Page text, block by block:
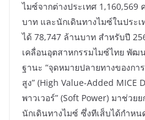
ไมซ์จากต่างประเทศ 1,160,569
บาท และนักเดินทางไมซ์ในประเ
ได้ 78,747 ล้านบาท สำหรับปี
เคลื่อนอุตสาหกรรมไมซ์ไทย พัฒ
ฐานะ “จุดหมายปลายทางของกา
สูง” (High Value-Added MICE
พาวเวอร์” (Soft Power) มาช่ว
นักเดินทางไมซ์ ซึ่งทีเส็บได้กำห